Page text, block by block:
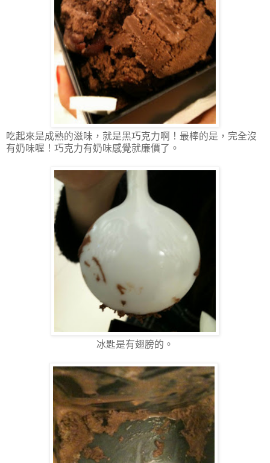
吃起來是成熟的滋味，就是黑巧克力啊！最棒的是，完全沒
有奶味喔！巧克力有奶味感覺就廉價了。
冰匙是有翅膀的。